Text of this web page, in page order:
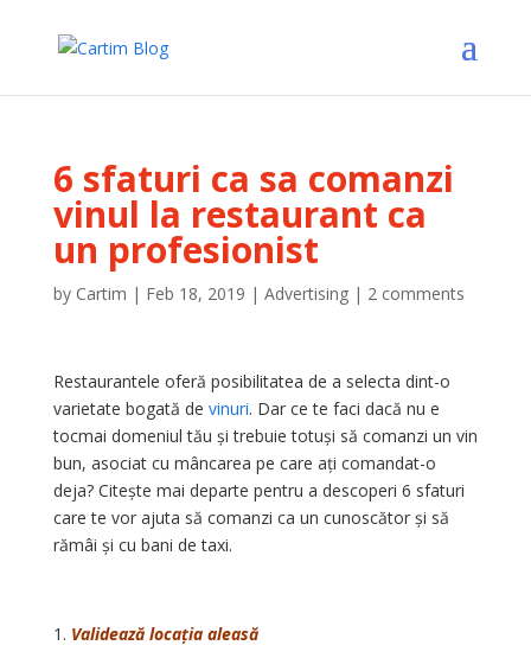
6 sfaturi ca sa comanzi
vinul la restaurant ca
un profesionist
by Cartim | Feb 18, 2019 | Advertising| 2 comments
Restaurantele oferă posibilitatea de a selecta dint-o
varietate bogată de vinuri. Dar ce te faci dacă nu e
tocmai domeniul tău și trebuie totuși să comanzi un vin
bun, asociat cu mâncarea pe care ați comandat-o
deja? Citește mai departe pentru a descoperi 6 sfaturi
care te vor ajuta să comanzi ca un cunoscător și să
rămâi și cu bani de taxi.
Validează locația aleasă